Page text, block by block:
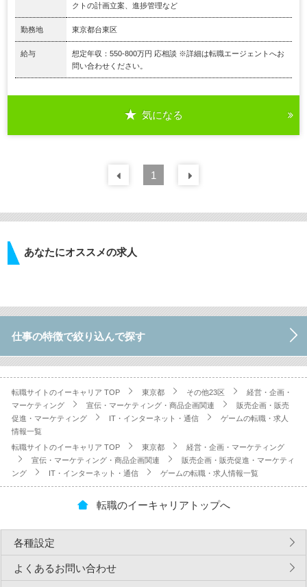
クトの計画立案、進捗管理など
勤務地 東京都台東区
給与
想定年収：550-800万円 応相談 ※詳細は転職エージェントへお
問い合わせください。
気になる
前の 件
1
あなたにオススメの求人
仕事の特徴で絞り込んで探す
転職サイトのイーキャリア TOP 東京都 その他23区
経営・企画・
マーケティング
宣伝・マーケティング・商品企画関連
販売企画・販売
促進・マーケティング
IT・インターネット・通信
ゲームの転職・求人
情報一覧
転職サイトのイーキャリア TOP
東京都
経営・企画・マーケティング
宣伝・マーケティング・商品企画関連
販売企画・販売促進・マーケティ
ング
IT・インターネット・通信 ゲームの転職・求人情報一覧
転職のイーキャリアトップへ
各種設定
よくあるお問い合わせ